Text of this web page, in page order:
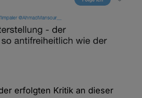
erfolgten Kritik an dieser